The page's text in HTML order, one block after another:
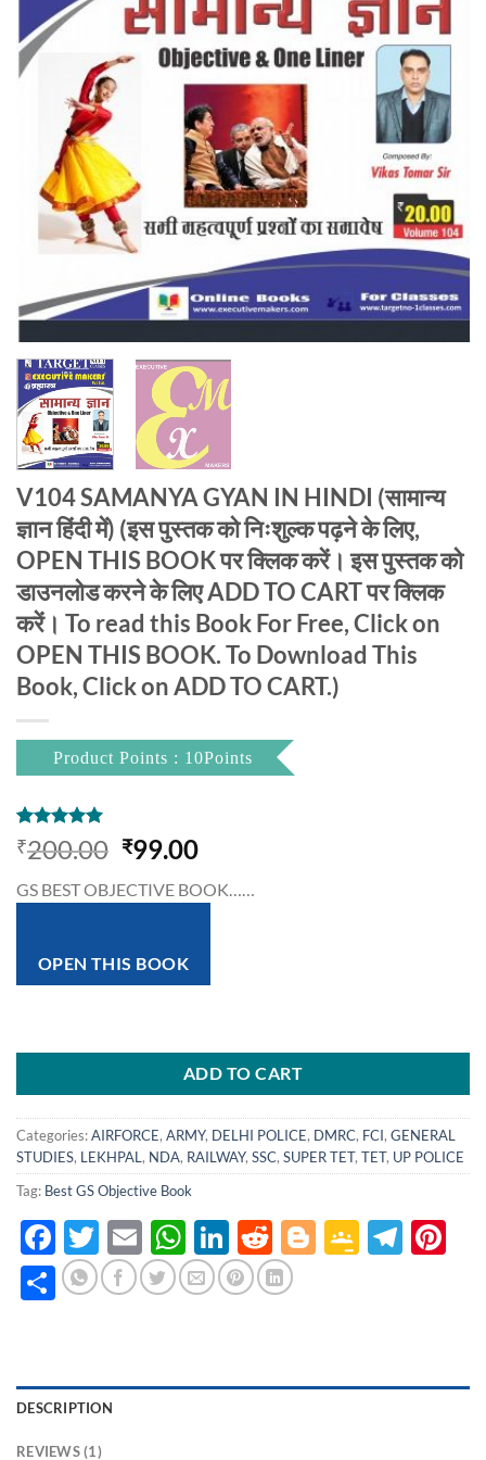
V104 SAMANYA GYAN IN HINDI (सामान्य
ज्ञान हिंदी में) (इस पुस्तक को निःशुल्क पढ़ने के लिए,
OPEN THIS BOOK पर क्लिक करें। इस पुस्तक को
डाउनलोड करने के लिए ADD TO CART पर क्लिक
करें। To read this Book For Free, Click on
OPEN THIS BOOK. To Download This
Book, Click on ADD TO CART.)
Product Points : 10Points
Rated5.00
out of 5
1
customer
₹200.00 Original
was:
₹99.00Current
is:
GS BEST OBJECTIVE BOOK……
OPEN THIS BOOK
ADD TO CART
Categories:AIRFORCE, ARMY, DELHI POLICE, DMRC, FCI, GENERAL
STUDIES, LEKHPAL , NDA, RAILWAY, SSC, SUPER TET, TET, UP POLICE
Tag: Best GS Objective Book
Facebook
Twitter
EmailWhatsApp
LinkedIn
Reddit
Blogger
Google
Share
DESCRIPTION
REVIEWS (1)